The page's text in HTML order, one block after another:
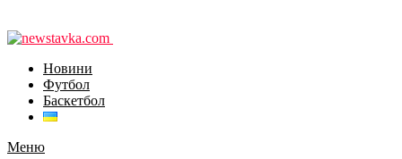
Новини
Футбол
Баскетбол
Меню